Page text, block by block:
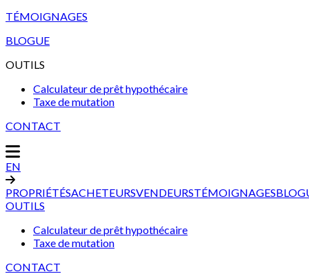
TÉMOIGNAGES
BLOGUE
OUTILS
Calculateur de prêt hypothécaire
Taxe de mutation
CONTACT
EN
PROPRIÉTÉSACHETEURSVENDEURSTÉMOIGNAGES
OUTILS
Calculateur de prêt hypothécaire
Taxe de mutation
CONTACT